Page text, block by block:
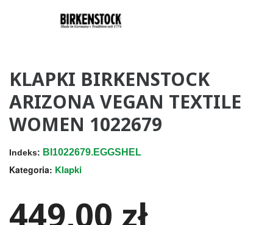
KLAPKI BIRKENSTOCK
ARIZONA VEGAN TEXTILE
WOMEN 1022679
Indeks: BI1022679.EGGSHEL
Kategoria: Klapki
449,00 zł